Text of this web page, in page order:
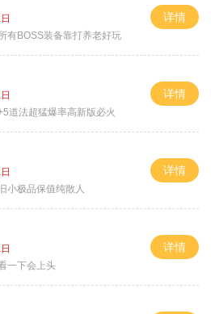
有BOSS装备靠打养老好玩
详情
道法超猛爆率高新版必火
详情
小极品保值纯散人
详情
一下会上头
详情